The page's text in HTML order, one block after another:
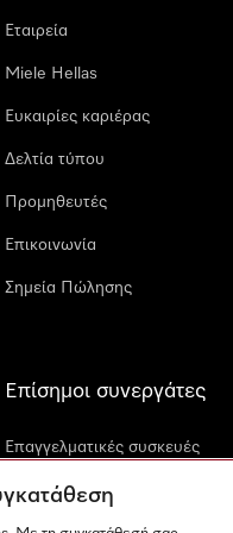
Εταιρεία
Miele Hellas
Ευκαιρίες καριέρας
Δελτία τύπου
Προμηθευτές
Επικοινωνία
Σημεία Πώλησης
Επίσημοι συνεργάτες
Επαγγελματικές συσκευές